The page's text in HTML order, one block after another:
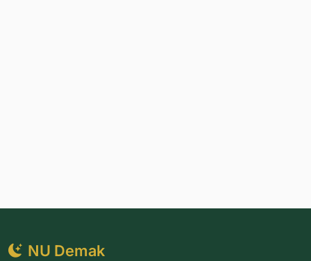
NU Demak